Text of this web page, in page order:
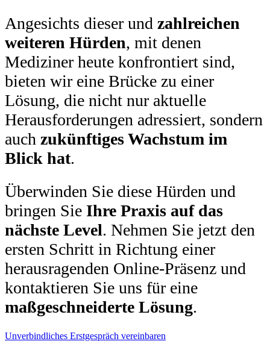
Angesichts dieser und zahlreichen
weiteren Hürden, mit denen
Mediziner heute konfrontiert sind,
bieten wir eine Brücke zu einer
Lösung, die nicht nur aktuelle
Herausforderungen adressiert, sondern
auch zukünftiges Wachstum im
Blick hat.
Überwinden Sie diese Hürden und
bringen Sie Ihre Praxis auf das
nächste Level. Nehmen Sie jetzt den
ersten Schritt in Richtung einer
herausragenden Online-Präsenz und
kontaktieren Sie uns für eine
maßgeschneiderte Lösung.
Unverbindliches Erstgespräch vereinbaren